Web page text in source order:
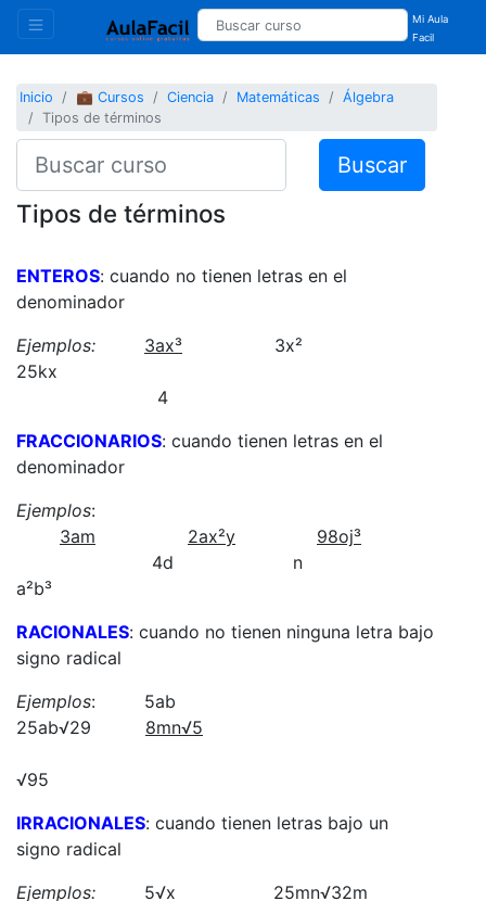
Mi Aula
Facil
Inicio 💼 Cursos Ciencia Matemáticas
Álgebra
Tipos de términos
Buscar
Tipos de términos
ENTEROS: cuando no tienen letras en el
denominador
Ejemplos:
3ax³ 3x²
25kx
4
FRACCIONARIOS: cuando tienen letras en el
denominador
Ejemplos:
3am
2ax²y
98oj³
4d n
a²b³
RACIONALES: cuando no tienen ninguna letra bajo
signo radical
Ejemplos: 5ab
25ab√29 8mn√5
√95
IRRACIONALES: cuando tienen letras bajo un
signo radical
Ejemplos: 5√x 25mn√32m